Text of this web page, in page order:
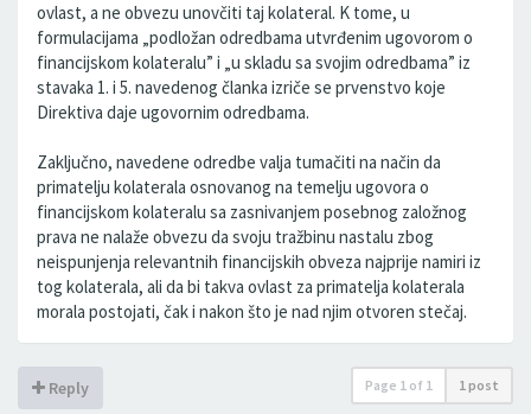
ovlast, a ne obvezu unovčiti taj kolateral. K tome, u
formulacijama „podložan odredbama utvrđenim ugovorom o
financijskom kolateralu” i „u skladu sa svojim odredbama” iz
stavaka 1. i 5. navedenog članka izriče se prvenstvo koje
Direktiva daje ugovornim odredbama.
Zaključno, navedene odredbe valja tumačiti na način da
primatelju kolaterala osnovanog na temelju ugovora o
financijskom kolateralu sa zasnivanjem posebnog založnog
prava ne nalaže obvezu da svoju tražbinu nastalu zbog
neispunjenja relevantnih financijskih obveza najprije namiri iz
tog kolaterala, ali da bi takva ovlast za primatelja kolaterala
morala postojati, čak i nakon što je nad njim otvoren stečaj.
Reply Page 1 of 1 1 post